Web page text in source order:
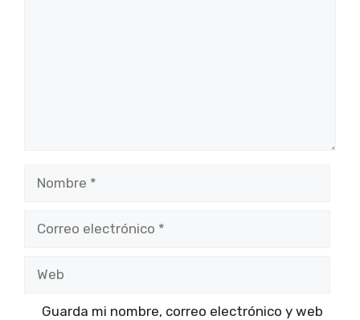
electrónico
Guarda mi nombre, correo electrónico y web